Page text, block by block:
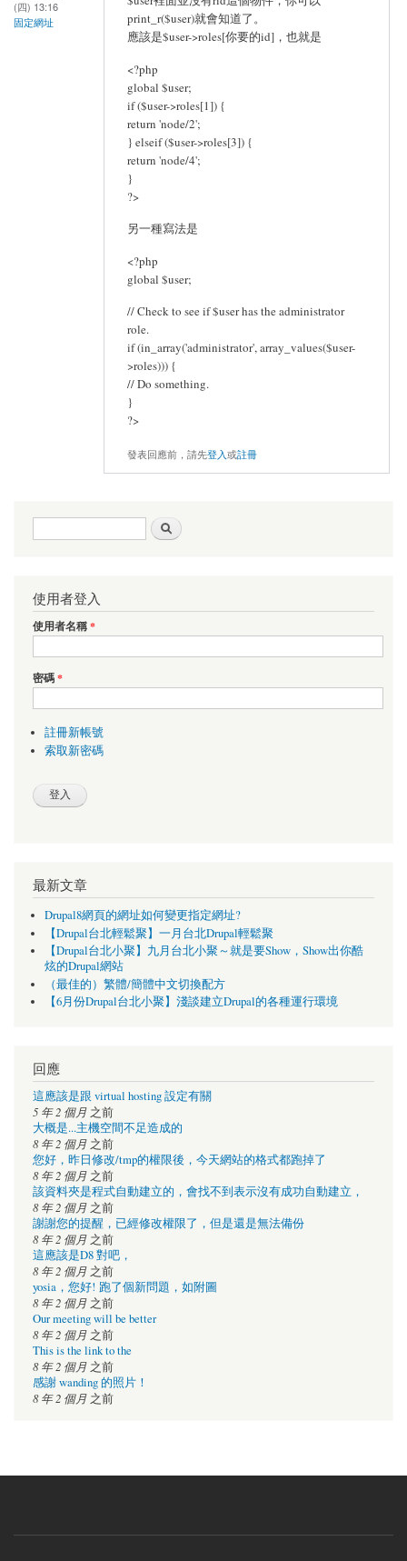
(四) 13:16
固定網址
print_r($user)就會知道了。
應該是$user->roles[你要的id]，也就是
<?php
global $user;
if ($user->roles[1]) {
return 'node/2';
} elseif ($user->roles[3]) {
return 'node/4';
}
?>
另一種寫法是
<?php
global $user;
// Check to see if $user has the administrator
role.
if (in_array('administrator', array_values($user-
>roles))) {
// Do something.
}
?>
發表回應前，請先登入或註冊
搜尋表單
使用者登入
使用者名稱*
密碼*
註冊新帳號
索取新密碼
最新文章
Drupal8網頁的網址如何變更指定網址?
【Drupal台北輕鬆聚】一月台北Drupal輕鬆聚
【Drupal台北小聚】九月台北小聚～就是要Show，Show出你酷
炫的Drupal網站
（最佳的）繁體/簡體中文切換配方
【6月份Drupal台北小聚】淺談建立Drupal的各種運行環境
回應
這應該是跟 virtual hosting 設定有關
5 年 2 個月 之前
大概是...主機空間不足造成的
8 年 2 個月 之前
您好，昨日修改/tmp的權限後，今天網站的格式都跑掉了
8 年 2 個月 之前
該資料夾是程式自動建立的，會找不到表示沒有成功自動建立，
8 年 2 個月 之前
謝謝您的提醒，已經修改權限了，但是還是無法備份
8 年 2 個月 之前
這應該是D8 對吧，
8 年 2 個月 之前
yosia，您好! 跑了個新問題，如附圖
8 年 2 個月 之前
Our meeting will be better
8 年 2 個月 之前
This is the link to the
8 年 2 個月 之前
感謝 wanding 的照片！
8 年 2 個月 之前